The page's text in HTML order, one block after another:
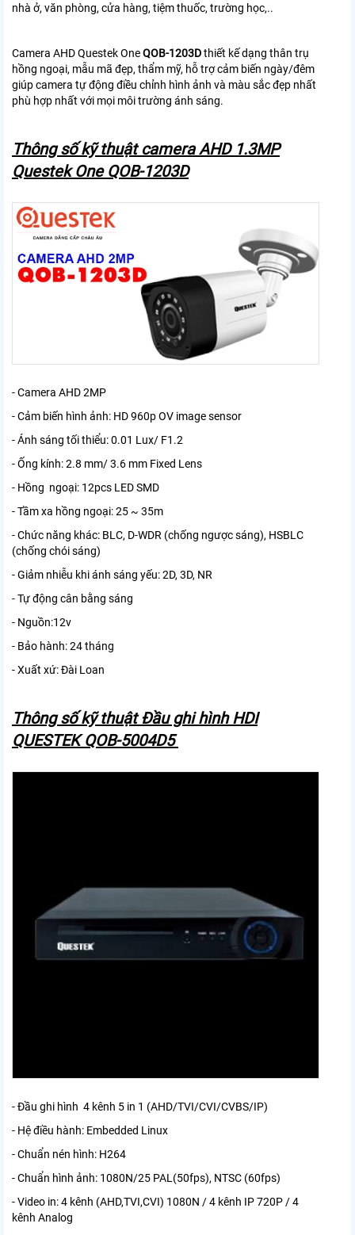
nhà ở, văn phòng, cửa hàng, tiệm thuốc, trường học,..
Camera AHD Questek OneQOB-1203Dthiết kế dạng thân trụ
hồng ngoại, mẫu mã đẹp, thẩm mỹ, hỗ trợ cảm biến ngày/đêm
giúp camera tự động điều chỉnh hình ảnh và màu sắc đẹp nhất
phù hợp nhất với mọi môi trường ánh sáng.
Thông số kỹ thuật camera AHD 1.3MP
Questek One QOB-1203D
- Camera AHD 2MP
- Cảm biến hình ảnh: HD 960p OV image sensor
- Ánh sáng tối thiểu: 0.01 Lux/ F1.2
- Ống kính: 2.8 mm/ 3.6 mm Fixed Lens
- Hồng ngoại: 12pcs LED SMD
- Tầm xa hồng ngoại: 25 ~ 35m
- Chức năng khác: BLC, D-WDR (chống ngược sáng), HSBLC
(chống chói sáng)
- Giảm nhiễu khi ánh sáng yếu: 2D, 3D, NR
- Tự động cân bằng sáng
- Nguồn:12v
- Bảo hành: 24 tháng
- Xuất xứ: Đài Loan
Thông số kỹ thuật Đầu ghi hình HDI
QUESTEK QOB-5004D5
- Đầu ghi hình 4 kênh 5 in 1 (AHD/TVI/CVI/CVBS/IP)
- Hệ điều hành: Embedded Linux
- Chuẩn nén hình: H264
- Chuẩn hình ảnh: 1080N/25 PAL(50fps), NTSC (60fps)
- Video in: 4 kênh (AHD,TVI,CVI) 1080N / 4 kênh IP 720P / 4
kênh Analog